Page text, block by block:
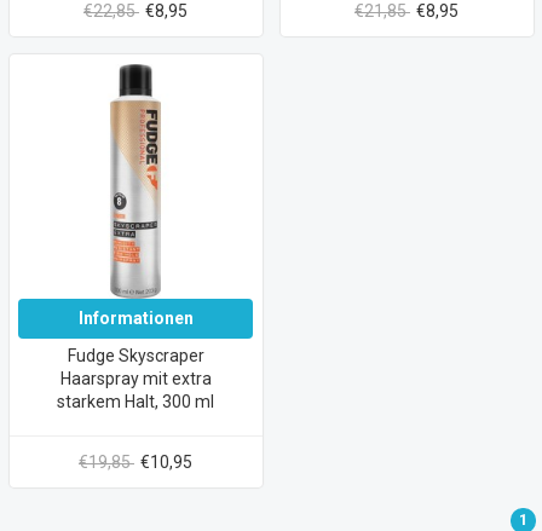
€22,85 €8,95 €21,85 €8,95
Informationen
Fudge Skyscraper
Haarspray mit extra
starkem Halt, 300 ml
€19,85 €10,95
1